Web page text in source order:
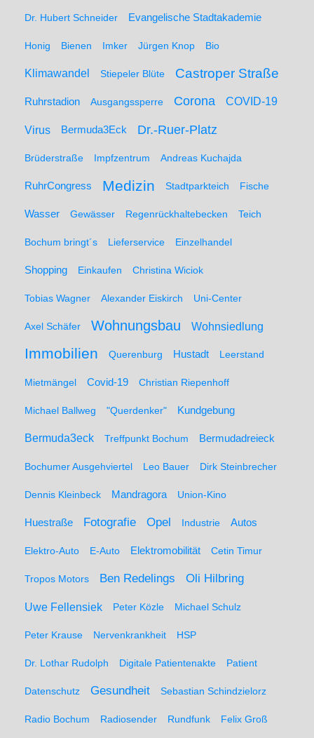
Dr. Hubert Schneider Evangelische Stadtakademie
Honig Bienen Imker Jürgen Knop Bio
Klimawandel Stiepeler Blüte Castroper Straße
Ruhrstadion Ausgangssperre Corona COVID-19
Virus Bermuda3Eck Dr.-Ruer-Platz
Brüderstraße Impfzentrum Andreas Kuchajda
RuhrCongress Medizin Stadtparkteich Fische
Wasser Gewässer Regenrückhaltebecken Teich
Bochum bringt´s Lieferservice Einzelhandel
Shopping Einkaufen Christina Wiciok
Tobias Wagner Alexander Eiskirch Uni-Center
Axel Schäfer Wohnungsbau Wohnsiedlung
Immobilien Querenburg Hustadt Leerstand
Mietmängel Covid-19 Christian Riepenhoff
Michael Ballweg "Querdenker" Kundgebung
Bermuda3eck Treffpunkt Bochum Bermudadreieck
Bochumer Ausgehviertel Leo Bauer Dirk Steinbrecher
Dennis Kleinbeck Mandragora Union-Kino
Huestraße Fotografie Opel Industrie Autos
Elektro-Auto E-Auto Elektromobilität Cetin Timur
Tropos Motors Ben Redelings Oli Hilbring
Uwe Fellensiek Peter Közle Michael Schulz
Peter Krause Nervenkrankheit HSP
Dr. Lothar Rudolph Digitale Patientenakte Patient
Datenschutz Gesundheit Sebastian Schindzielorz
Radio Bochum Radiosender Rundfunk Felix Groß